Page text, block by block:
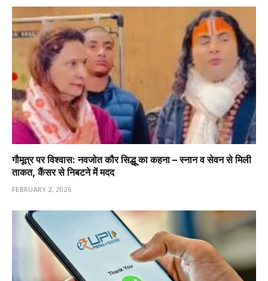
गौमूत्र पर विश्वास: नवजोत कौर सिद्धू का कहना – स्नान व सेवन से मिली
ताकत, कैंसर से निबटने में मदद
FEBRUARY 2, 2026